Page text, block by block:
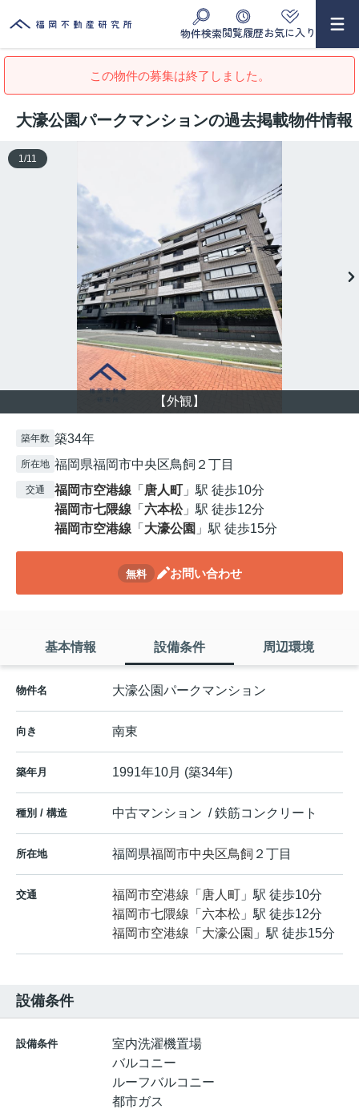
物件検索閲覧履歴お気に入り
この物件の募集は終了しました。
大濠公園パークマンションの過去掲載物件情報
【外観】
1 /11
築年数 築34年
所在地 福岡県福岡市中央区鳥飼２丁目
交通 福岡市空港線 「 唐人町 」駅 徒歩10分
福岡市七隈線 「 六本松」駅 徒歩12分
福岡市空港線 「 大濠公園 」駅 徒歩15分
無料 お問い合わせ
基本情報 設備条件 周辺環境
物件名 大濠公園パークマンション
向き 南東
築年月 1991年10月 (築34年)
種別 / 構造 中古マンション / 鉄筋コンクリート
所在地 福岡県福岡市中央区鳥飼 ２丁目
交通 福岡市空港線 「 唐人町 」駅 徒歩10分
福岡市七隈線 「 六本松 」駅 徒歩12分
福岡市空港線 「 大濠公園 」駅 徒歩15分
設備条件
設備条件
室内洗濯機置場
バルコニー
ルーフバルコニー
都市ガス